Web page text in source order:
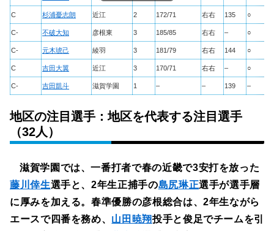
C 杉浦憂志朗 近江 2 172/71 右右 135 ○
C- 不破大知 彦根東 3 185/85 右右 – ○
C- 元木琥己 綾羽 3 181/79 右右 144 ○
C 吉田大翼 近江 3 170/71 右右 – ○
C- 吉田凱斗 滋賀学園 1 – – 139 –
地区の注目選手：地区を代表する注目選手
（32人）
滋賀学園では、一番打者で春の近畿で3安打を放った
藤川倖生選手と、2年生正捕手の島尻琳正選手が選手層
に厚みを加える。春準優勝の彦根総合は、2年生ながら
エースで四番を務め、 山田暁翔投手と俊足でチームを引